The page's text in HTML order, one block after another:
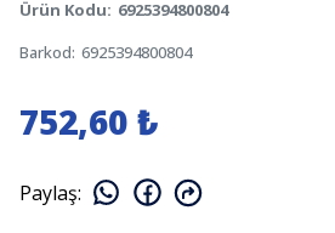
Ürün Kodu: 6925394800804
Barkod: 6925394800804
752,60 ₺
Paylaş: